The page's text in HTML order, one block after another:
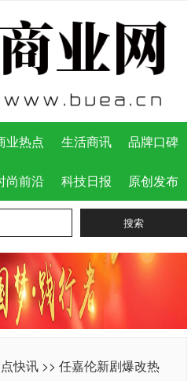
业热点 生活商讯 品牌口碑
尚前沿 科技日报 原创发布
快讯 >> 任嘉伦新剧爆改热